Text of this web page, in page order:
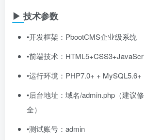
▶ 技术参数
•开发框架：PbootCMS企业级系统
•前端技术：
•运行环境：PHP7.0+ + MySQL5.6+
•后台地址：域名/admin.php（建议
全）
•测试账号：admin